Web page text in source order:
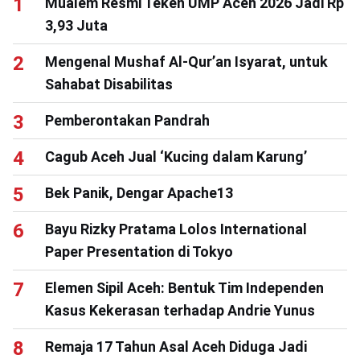
3,93 Juta
Mengenal Mushaf Al-Qur’an Isyarat, untuk
Sahabat Disabilitas
Pemberontakan Pandrah
Cagub Aceh Jual ‘Kucing dalam Karung’
Bek Panik, Dengar Apache13
Bayu Rizky Pratama Lolos International
Paper Presentation di Tokyo
Elemen Sipil Aceh: Bentuk Tim Independen
Kasus Kekerasan terhadap Andrie Yunus
Remaja 17 Tahun Asal Aceh Diduga Jadi